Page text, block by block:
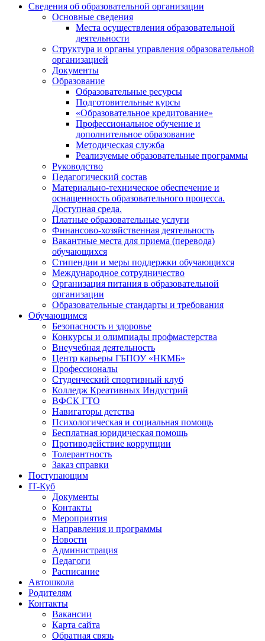
Сведения об образовательной организации
Основные сведения
Места осуществления образовательной
деятельности
Структура и органы управления образовательной
организацией
Документы
Образование
Образовательные ресурсы
Подготовительные курсы
«Образовательное кредитование»
Профессиональное обучение и
дополнительное образование
Методическая служба
Реализуемые образовательные программы
Руководство
Педагогический состав
Материально-техническое обеспечение и
оснащенность образовательного процесса.
Доступная среда.
Платные образовательные услуги
Финансово-хозяйственная деятельность
Вакантные места для приема (перевода)
обучающихся
Стипендии и меры поддержки обучающихся
Международное сотрудничество
Организация питания в образовательной
организации
Образовательные стандарты и требования
Обучающимся
Безопасность и здоровье
Конкурсы и олимпиады профмастерства
Внеучебная деятельность
Центр карьеры ГБПОУ «НКМБ»
Профессионалы
Студенческий спортивный клуб
Колледж Креативных Индустрий
ВФСК ГТО
Навигаторы детства
Психологическая и социальная помощь
Бесплатная юридическая помощь
Противодействие коррупции
Толерантность
Заказ справки
Поступающим
IT-Куб
Документы
Контакты
Мероприятия
Направления и программы
Новости
Администрация
Педагоги
Расписание
Автошкола
Родителям
Контакты
Вакансии
Карта сайта
Обратная связь